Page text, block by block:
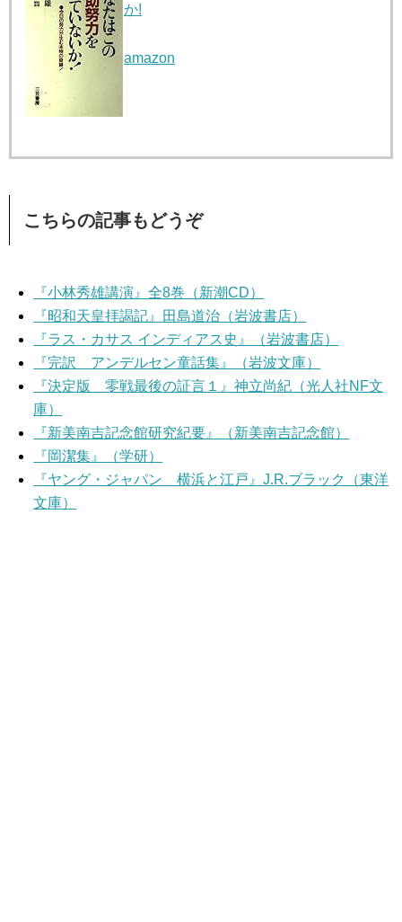
か!
amazon
こちらの記事もどうぞ
『小林秀雄講演』全8巻（新潮CD）
『昭和天皇拝謁記』田島道治（岩波書店）
『ラス・カサス インディアス史』（岩波書店）
『完訳 アンデルセン童話集』（岩波文庫）
『決定版 零戦最後の証言１』神立尚紀（光人社NF文
庫）
『新美南吉記念館研究紀要』（新美南吉記念館）
『岡潔集』（学研）
『ヤング・ジャパン 横浜と江戸』J.R.ブラック（東洋
文庫）